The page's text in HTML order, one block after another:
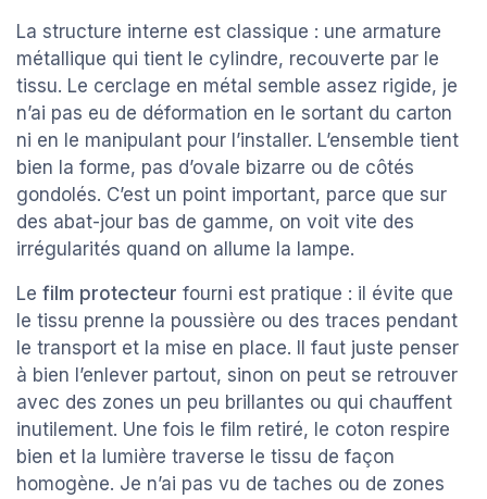
La structure interne est classique : une armature
métallique qui tient le cylindre, recouverte par le
tissu. Le cerclage en métal semble assez rigide, je
n’ai pas eu de déformation en le sortant du carton
ni en le manipulant pour l’installer. L’ensemble tient
bien la forme, pas d’ovale bizarre ou de côtés
gondolés. C’est un point important, parce que sur
des abat-jour bas de gamme, on voit vite des
irrégularités quand on allume la lampe.
Le film protecteur fourni est pratique : il évite que
le tissu prenne la poussière ou des traces pendant
le transport et la mise en place. Il faut juste penser
à bien l’enlever partout, sinon on peut se retrouver
avec des zones un peu brillantes ou qui chauffent
inutilement. Une fois le film retiré, le coton respire
bien et la lumière traverse le tissu de façon
homogène. Je n’ai pas vu de taches ou de zones